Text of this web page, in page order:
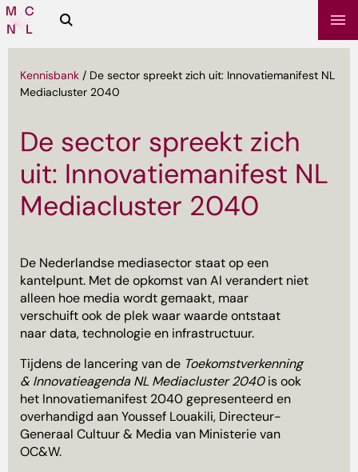
Media
Campus
Zoeken
Kennisbank / De sector spreekt zich uit: Innovatiemanifest NL
Mediacluster 2040
De sector spreekt zich
uit: Innovatiemanifest NL
Mediacluster 2040
De Nederlandse mediasector staat op een
kantelpunt. Met de opkomst van AI verandert niet
alleen hoe media wordt gemaakt, maar
verschuift ook de plek waar waarde ontstaat
naar data, technologie en infrastructuur.
Tijdens de lancering van de Toekomstverkenning
& Innovatieagenda NL Mediacluster 2040is ook
het Innovatiemanifest 2040 gepresenteerd en
overhandigd aan Youssef Louakili, Directeur-
Generaal Cultuur & Media van Ministerie van
OC&W.